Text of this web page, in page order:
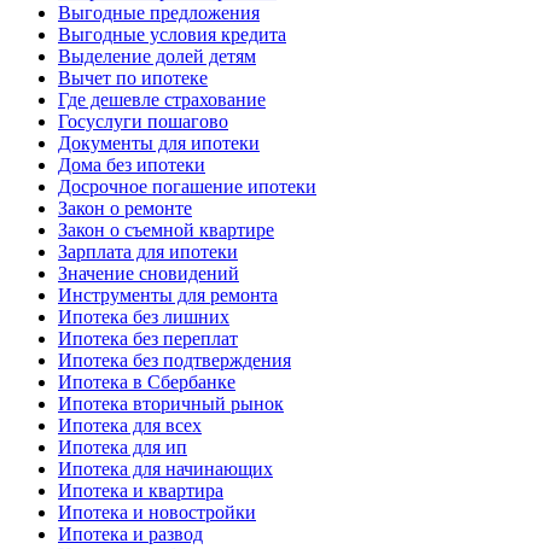
Выгодные предложения
Выгодные условия кредита
Выделение долей детям
Вычет по ипотеке
Где дешевле страхование
Госуслуги пошагово
Документы для ипотеки
Дома без ипотеки
Досрочное погашение ипотеки
Закон о ремонте
Закон о съемной квартире
Зарплата для ипотеки
Значение сновидений
Инструменты для ремонта
Ипотека без лишних
Ипотека без переплат
Ипотека без подтверждения
Ипотека в Сбербанке
Ипотека вторичный рынок
Ипотека для всех
Ипотека для ип
Ипотека для начинающих
Ипотека и квартира
Ипотека и новостройки
Ипотека и развод